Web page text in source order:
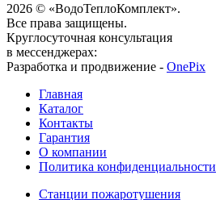
2026 © «ВодоТеплоКомплект».
Все права защищены.
Круглосуточная консультация
в мессенджерах:
Разработка и продвижение - OnePix
Главная
Каталог
Контакты
Гарантия
О компании
Политика конфиденциальности
Станции пожаротушения